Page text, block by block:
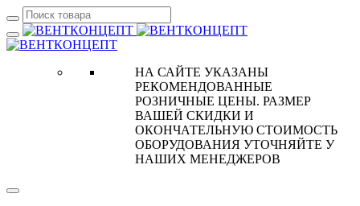
НА САЙТЕ УКАЗАНЫ
РЕКОМЕНДОВАННЫЕ
РОЗНИЧНЫЕ ЦЕНЫ. РАЗМЕР
ВАШЕЙ СКИДКИ И
ОКОНЧАТЕЛЬНУЮ СТОИМОСТЬ
ОБОРУДОВАНИЯ УТОЧНЯЙТЕ У
НАШИХ МЕНЕДЖЕРОВ